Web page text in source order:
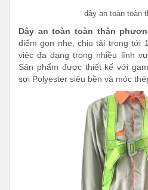
dây an toàn toàn
Dây an toàn toàn thân
điểm gọn nhẹ, chịu tải trọng tới
việc đa dạng trong nhiều lĩnh
Sản phẩm được thiết kế với
sợi Polyester siêu bền và móc